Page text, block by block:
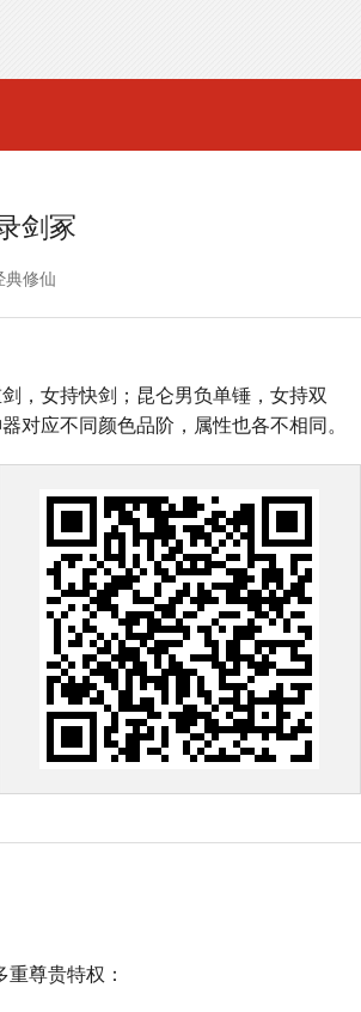
剑冢
典修仙
，女持快剑；昆仑男负单锤，女持双
对应不同颜色品阶，属性也各不相同。
尊贵特权：